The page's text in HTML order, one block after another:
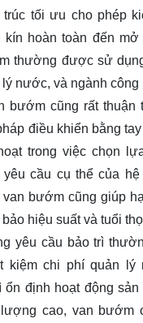
trúc tối ưu cho phép
kín hoàn toàn đến
thường được sử
nước, và ngành công
bướm cũng rất thuận
điều khiển bằng
trong việc chọn
cầu cụ thể của
van bướm cũng giúp
hiệu suất và tuổi
yêu cầu bảo trì
kiệm chi phí quản lý
ổn định hoạt động
cao, van bướm